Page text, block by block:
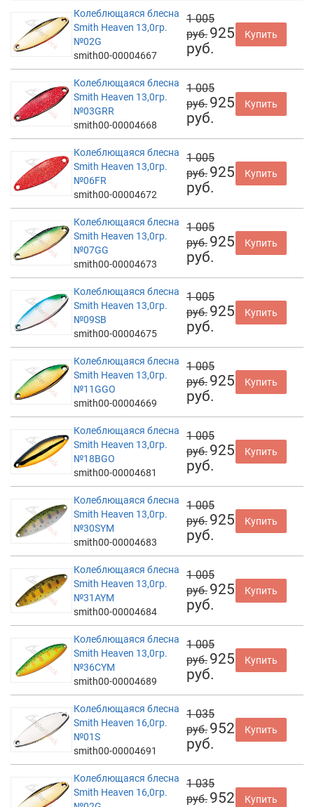
Колеблющаяся блесна
Smith Heaven 13,0гр.
№02G
smith00-00004667
1 005
руб. 925
руб.
Купить
Колеблющаяся блесна
Smith Heaven 13,0гр.
№03GRR
smith00-00004668
1 005
руб. 925
руб.
Купить
Колеблющаяся блесна
Smith Heaven 13,0гр.
№06FR
smith00-00004672
1 005
руб. 925
руб.
Купить
Колеблющаяся блесна
Smith Heaven 13,0гр.
№07GG
smith00-00004673
1 005
руб. 925
руб.
Купить
Колеблющаяся блесна
Smith Heaven 13,0гр.
№09SB
smith00-00004675
1 005
руб. 925
руб.
Купить
Колеблющаяся блесна
Smith Heaven 13,0гр.
№11GGO
smith00-00004669
1 005
руб. 925
руб.
Купить
Колеблющаяся блесна
Smith Heaven 13,0гр.
№18BGO
smith00-00004681
1 005
руб. 925
руб.
Купить
Колеблющаяся блесна
Smith Heaven 13,0гр.
№30SYM
smith00-00004683
1 005
руб. 925
руб.
Купить
Колеблющаяся блесна
Smith Heaven 13,0гр.
№31AYM
smith00-00004684
1 005
руб. 925
руб.
Купить
Колеблющаяся блесна
Smith Heaven 13,0гр.
№36CYM
smith00-00004689
1 005
руб. 925
руб.
Купить
Колеблющаяся блесна
Smith Heaven 16,0гр.
№01S
smith00-00004691
1 035
руб. 952
руб.
Купить
Колеблющаяся блесна
Smith Heaven 16,0гр.
1 035
руб. 952
Купить